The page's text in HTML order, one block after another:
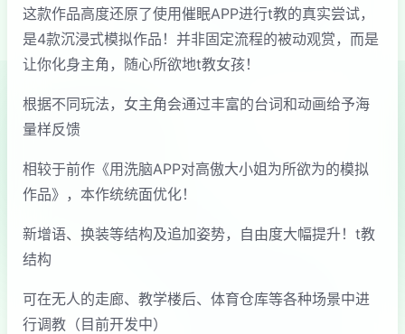
这款作品高度还原了使用催眠APP进行t教的真实尝试，
是4款沉浸式模拟作品！并非固定流程的被动观赏，而是
让你化身主角，随心所欲地t教女孩！
根据不同玩法，女主角会通过丰富的台词和动画给予海
量样反馈
相较于前作《用洗脑APP对高傲大小姐为所欲为的模拟
作品》，本作统统面优化！
新增语、换装等结构及追加姿势，自由度大幅提升！t教
结构
可在无人的走廊、教学楼后、体育仓库等各种场景中进
行调教（目前开发中）